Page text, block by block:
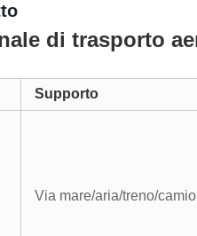
di trasporto
Supporto
Via mare/aria/treno/